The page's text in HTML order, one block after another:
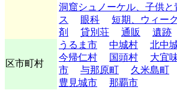
洞窟シュノーケル、子供と
ス
眼科 短期、ウィー
剤
貸別荘 通販 遺跡
区市町村
うるま市 中城村 北中
今帰仁村
国頭村 大宜
市
与那原町 久米島町
豊見城市
那覇市